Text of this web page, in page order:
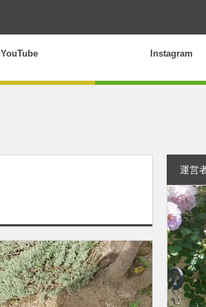
YouTube Instagram
運営